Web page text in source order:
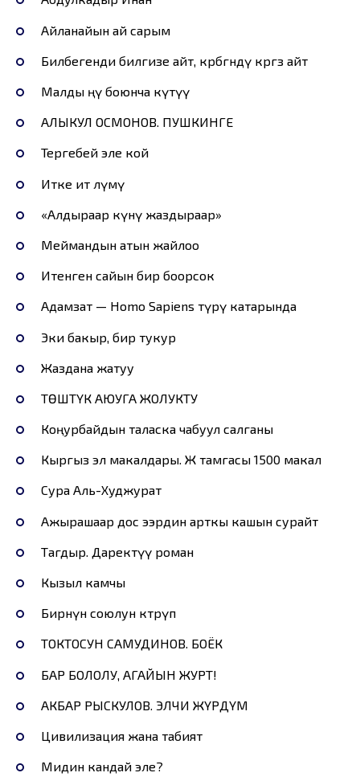
Айланайын ай сарым
Билбегенди билгизе айт, көрбөгөндү көргөзө айт
Малды өңү боюнча күтүү
АЛЫКУЛ ОСМОНОВ. ПУШКИНГЕ
Тергебей эле кой
Итке ит өлүмү
«Алдыраар күнү жаздыраар»
Меймандын атын жайлоо
Итенген сайын бир боорсок
Адамзат — Ноmо Sapiens түрү катарында
Эки бакыр, бир тукур
Жаздана жатуу
ТӨШТҮК АЮУГА ЖОЛУКТУ
Коңурбайдын таласка чабуул салганы
Кыргыз эл макалдары. Ж тамгасы 1500 макал
Сура Аль-Худжурат
Ажырашаар дос ээрдин арткы кашын сурайт
Тагдыр. Даректүү роман
Кызыл камчы
Бирөөнүн союлун көтөрүп
ТОКТОСУН САМУДИНОВ. БОЁК
БАР БОЛОЛУ, АГАЙЫН ЖУРТ!
АКБАР РЫСКУЛОВ. ЭЛЧИ ЖҮРДҮМ
Цивилизация жана табият
Мидин кандай эле?